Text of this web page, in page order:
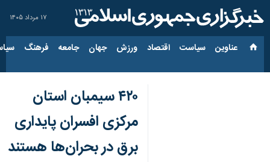
۱۷ مرداد ۱۴۰۵
عناوین‌ سیاست اقتصاد ورزش جهان جامعه فرهنگ
۴۲۰ سیمبان استان
مرکزی افسران پایداری
برق در بحران‌ها هستند